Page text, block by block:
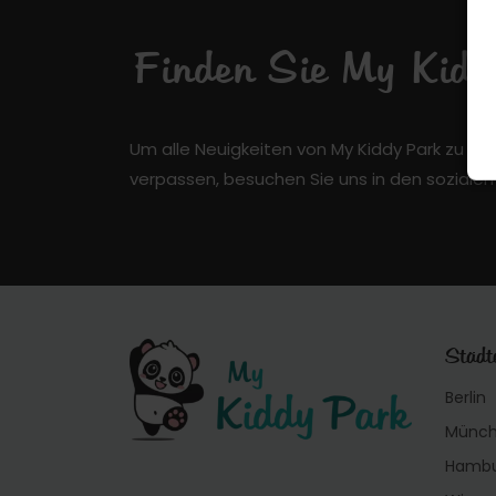
Finden Sie My
Um alle Neuigkeiten von My Kiddy Park zu
verpassen, besuchen Sie uns in den
Berlin